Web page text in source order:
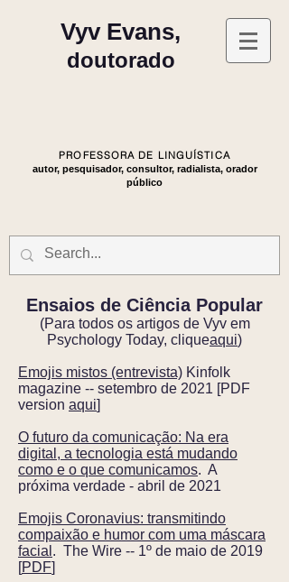
Vyv Evans,
doutorado
PROFESSORA DE LINGUÍSTICA
autor, pesquisador, consultor, radialista, orador
público
Ensaios de Ciência Popular
(Para todos os artigos de Vyv em
Psychology Today, cliqueaqui)
Emojis mistos (entrevista) Kinfolk
magazine -- setembro de 2021 [PDF
version aqui]
O futuro da comunicação: Na era
digital, a tecnologia está mudando
como e o que comunicamos. A
próxima verdade - abril de 2021
Emojis Coronavius: transmitindo
compaixão e humor com uma máscara
facial . The Wire -- 1º de maio de 2019
[PDF]